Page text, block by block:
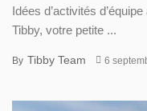
Idées d’activités
Tibby, votre petite ...
By Tibby Team 6